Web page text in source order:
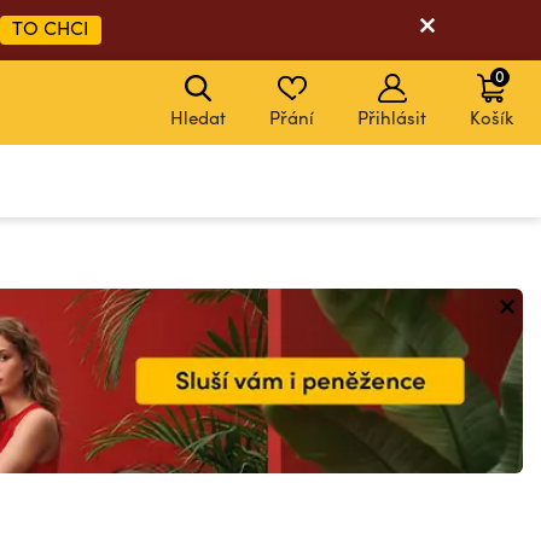
TO CHCI
Hledat Přání Přihlásit Košík
0